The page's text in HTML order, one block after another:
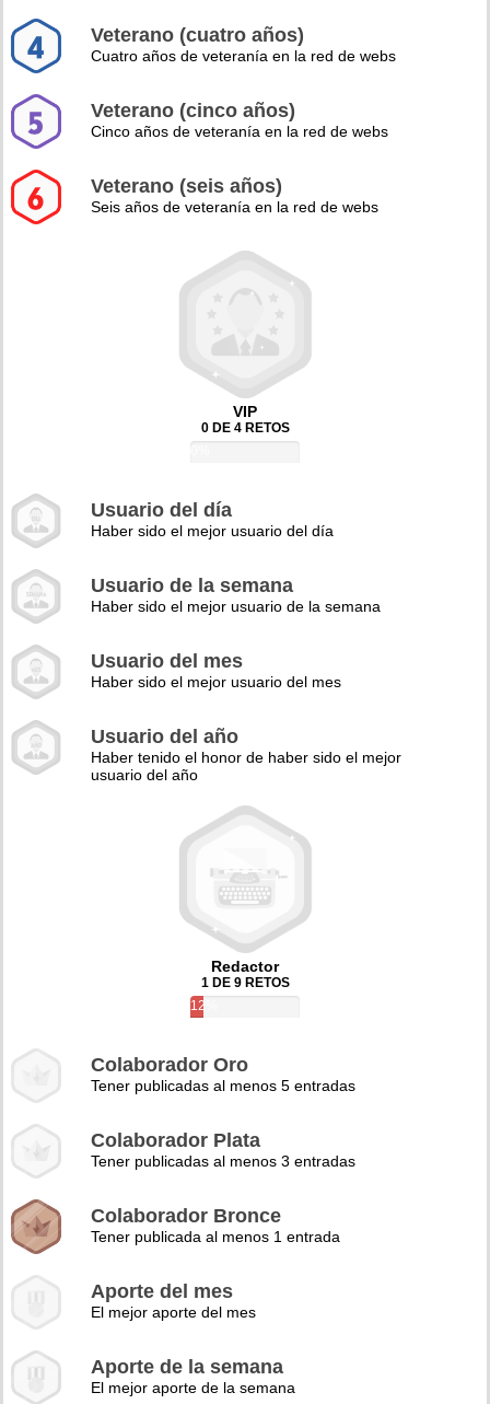
Veterano (cuatro años)
Cuatro años de veteranía en la red de webs
Veterano (cinco años)
Cinco años de veteranía en la red de webs
Veterano (seis años)
Seis años de veteranía en la red de webs
VIP
0 DE 4 RETOS
Usuario del día
Haber sido el mejor usuario del día
Usuario de la semana
Haber sido el mejor usuario de la semana
Usuario del mes
Haber sido el mejor usuario del mes
Usuario del año
Haber tenido el honor de haber sido el mejor
usuario del año
Redactor
1 DE 9 RETOS
12%
Colaborador Oro
Tener publicadas al menos 5 entradas
Colaborador Plata
Tener publicadas al menos 3 entradas
Colaborador Bronce
Tener publicada al menos 1 entrada
Aporte del mes
El mejor aporte del mes
Aporte de la semana
El mejor aporte de la semana